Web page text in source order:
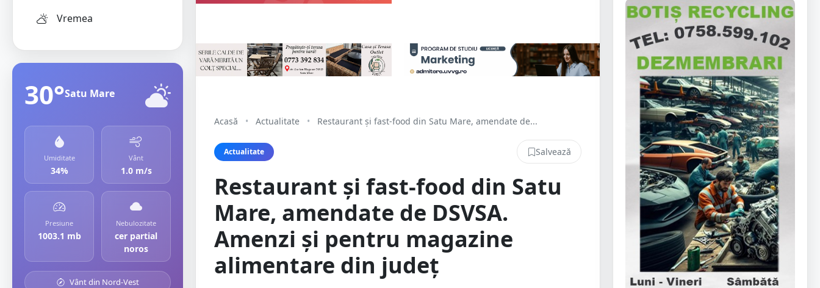
Vremea
30°Satu Mare
Umiditate
34%
Vânt
1.0 m/s
Presiune
1003.1 mb
Nebulozitate
cer partial
noros
Vânt din Nord-Vest
Acasă • Actualitate • Restaurant și fast-food din Satu Mare, amendate de...
Actualitate Salvează
Restaurant și fast-food din Satu
Mare, amendate de DSVSA.
Amenzi și pentru magazine
alimentare din județ